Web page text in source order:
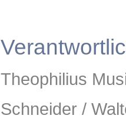
Theophilius
Schneider /